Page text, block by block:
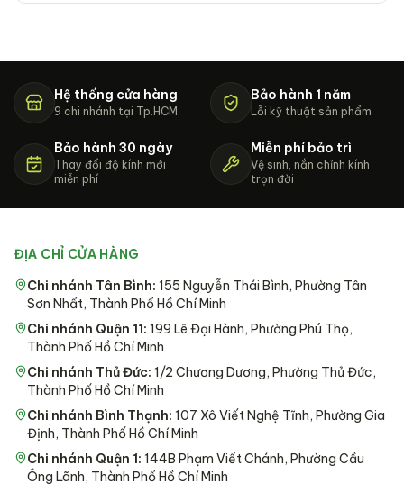
Hệ thống cửa hàng
9 chi nhánh tại Tp.HCM
Bảo hành 1 năm
Lỗi kỹ thuật sản phẩm
Bảo hành 30 ngày
Thay đổi độ kính mới
miễn phí
Miễn phí bảo trì
Vệ sinh, nắn chỉnh kính
trọn đời
ĐỊA CHỈ CỬA HÀNG
Chi nhánh Tân Bình: 155 Nguyễn Thái Bình, Phường Tân
Sơn Nhất, Thành Phố Hồ Chí Minh
Chi nhánh Quận 11: 199 Lê Đại Hành, Phường Phú Thọ,
Thành Phố Hồ Chí Minh
Chi nhánh Thủ Đức: 1/2 Chương Dương, Phường Thủ Đức,
Thành Phố Hồ Chí Minh
Chi nhánh Bình Thạnh: 107 Xô Viết Nghệ Tĩnh, Phường Gia
Định, Thành Phố Hồ Chí Minh
Chi nhánh Quận 1: 144B Phạm Viết Chánh, Phường Cầu
Ông Lãnh, Thành Phố Hồ Chí Minh